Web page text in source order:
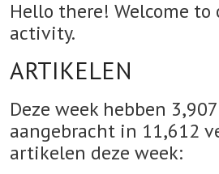
Hello there! Welcome
activity.
ARTIKELEN
Deze week hebben
aangebracht in 11,612
artikelen deze week: